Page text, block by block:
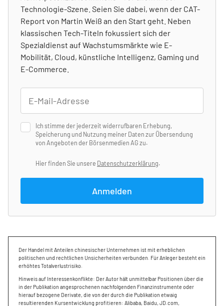
Technologie-Szene. Seien Sie dabei, wenn der CAT-
Report von Martin Weiß an den Start geht. Neben
klassischen Tech-Titeln fokussiert sich der
Spezialdienst auf Wachstumsmärkte wie E-
Mobilität, Cloud, künstliche Intelligenz, Gaming und
E-Commerce.
Ich stimme der jederzeit widerrufbaren Erhebung,
Speicherung und Nutzung meiner Daten zur Übersendung
von Angeboten der Börsenmedien AG zu.
Hier finden Sie unsere Datenschutzerklärung.
Anmelden
Der Handel mit Anteilen chinesischer Unternehmen ist mit erheblichen
politischen und rechtlichen Unsicherheiten verbunden. Für Anleger besteht ein
erhöhtes Totalverlustrisiko.
Hinweis auf Interessenkonflikte: Der Autor hält unmittelbar Positionen über die
in der Publikation angesprochenen nachfolgenden Finanzinstrumente oder
hierauf bezogene Derivate, die von der durch die Publikation etwaig
resultierenden Kursentwicklung profitieren: Alibaba, Baidu, JD.com,